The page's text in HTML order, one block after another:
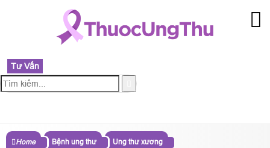
Tư Vấn
Home Bệnh ung thư Ung thư xương